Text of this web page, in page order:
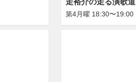
走裕介の走る演歌道
第4月曜 18:30〜19:00